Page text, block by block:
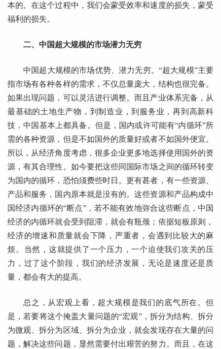
本的。在这个过程中，我们会蒙受效率和速度的损失，蒙受
福利的损失。
二、中国超大规模的市场潜力无穷
中国超大规模的市场优势、潜力无穷。“超大规模”主要
指市场有各种各样的需求，不仅总量庞大，结构也很完备。
如果出现问题，可以灵活进行调整。而且产业体系完备，从
最基础的土地生产物，到制造业，到服务业，再到高新科
技，中国基本上都具备。但是，国内或许可能有“内循环”所
需的各种资源，但是不如国外的质量好或者不如国外便宜。
所以，从经济角度考虑，很多企业更多地选择使用国外的资
源，有其合理性。如今要把这些同国际市场之间的循环转变
为国内的循环，恐怕须费些时日。更有甚者，有一些资源、
产品和服务，国内原本就是没有的。这些资源和产品构成中
国经济内循环的“断点”，若不能有效地弥合这些断点，中国
经济的内循环就会受到阻滞，就会有瓶颈；依据短板原则，
经济的增速和质量就会下降，严重者，会遇到比较大的麻
烦。当然，这就提供了一个压力，一个迫使我们攻关的压
力，过了这个阶段，我们的经济发展，无论是速度还是质
量，都会有大的提高。
总之，从宏观上看，超大规模是我们的底气所在。但
是，若要将这个掩盖大量问题的“宏观”，拆分为结构、拆分
为微观、拆分为区域、拆分为企业，就会发现存在大量的问
题，解决这些问题，显然需要付出艰苦的努力。而且，在这